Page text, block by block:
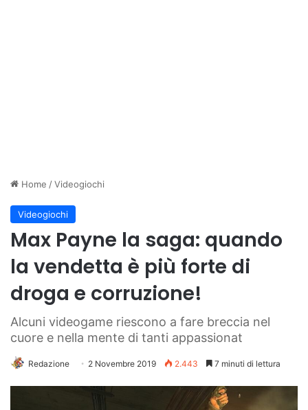
Home /Videogiochi
Videogiochi
Max Payne la saga: quando
la vendetta è più forte di
droga e corruzione!
Alcuni videogame riescono a fare breccia nel
cuore e nella mente di tanti appassionat
Redazione 2 Novembre 2019 2.443 7 minuti di lettura